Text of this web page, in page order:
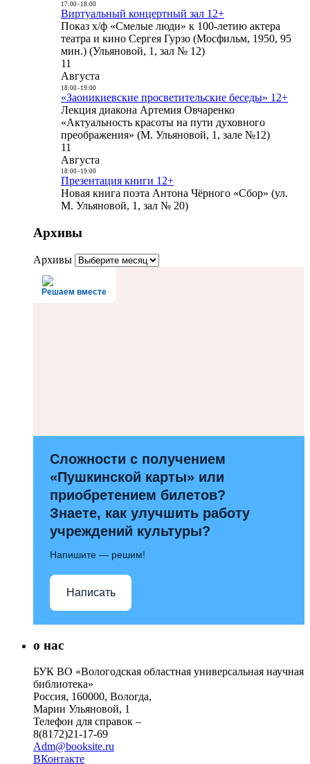
17:00- 18:00
Виртуальный концертный зал 12+
Показ х/ф «Смелые люди» к 100-летию актера
театра и кино Сергея Гурзо (Мосфильм, 1950, 95
мин.) (Ульяновой, 1, зал № 12)
11
Августа
18:00- 19:00
«Заоникиевские просветительские беседы» 12+
Лекция диакона Артемия Овчаренко
«Актуальность красоты на пути духовного
преображения» (М. Ульяновой, 1, зале №12)
11
Августа
18:00- 19:00
Презентация книги 12+
Новая книга поэта Антона Чёрного «Сбор» (ул.
М. Ульяновой, 1, зал № 20)
Архивы
Архивы
Решаем вместе
Сложности с получением
«Пушкинской карты» или
приобретением билетов?
Знаете, как улучшить работу
учреждений культуры?
Напишите — решим!
Написать
о нас
БУК ВО «Вологодская областная универсальная научная
библиотека»
Россия, 160000, Вологда,
Марии Ульяновой, 1
Телефон для справок –
8(8172)21-17-69
Adm@booksite.ru
ВКонтакте